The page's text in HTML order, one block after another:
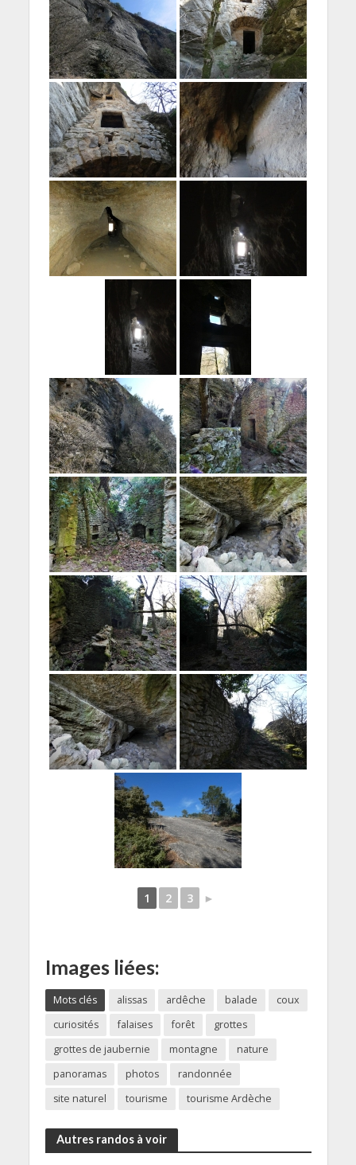
1 2 3 ►
Images liées:
Mots clés alissas ardêche balade
coux
curiosités
falaises forêt
grottes
grottes de jaubernie
montagne
nature
panoramas
photos
randonnée
site naturel
tourisme tourisme Ardèche
Autres randos à voir